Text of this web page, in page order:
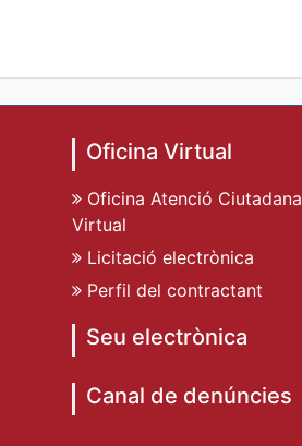
Oficina Virtual
Oficina Atenció Ciutadana
Virtual
Licitació electrònica
Perfil del contractant
Seu electrònica
Canal de denúncies